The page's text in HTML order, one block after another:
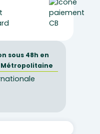
sous 48h en
Métropolitaine